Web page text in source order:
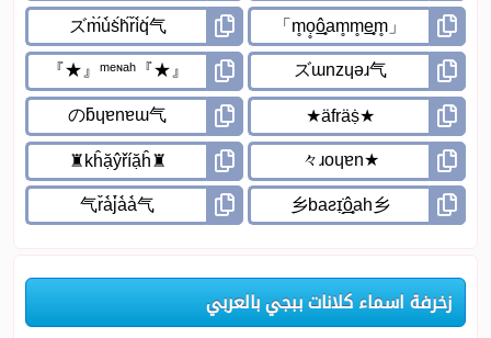
زخرفة اسماء كلانات ببجي بالعربي